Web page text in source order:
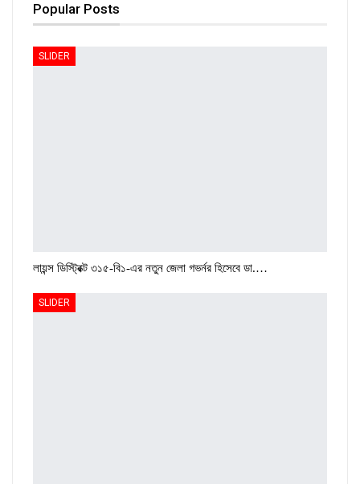
Popular Posts
SLIDER
লায়ন্স ডিস্ট্রিক্ট ৩১৫-বি১-এর নতুন জেলা গভর্নর হিসেবে ডা.…
SLIDER